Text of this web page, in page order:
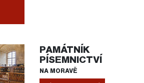
PAMÁTNÍK
PÍSEMNICTVÍ
NA MORAVĚ